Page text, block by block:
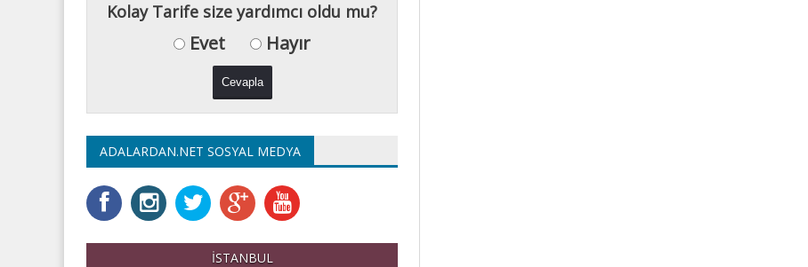
Kolay Tarife size yardımcı oldu mu?
Evet Hayır
ADALARDAN.NET SOSYAL MEDYA
İSTANBUL